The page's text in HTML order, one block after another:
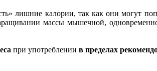
лишние калории, так как они могут
массы мышечной,
при употреблении в пределах